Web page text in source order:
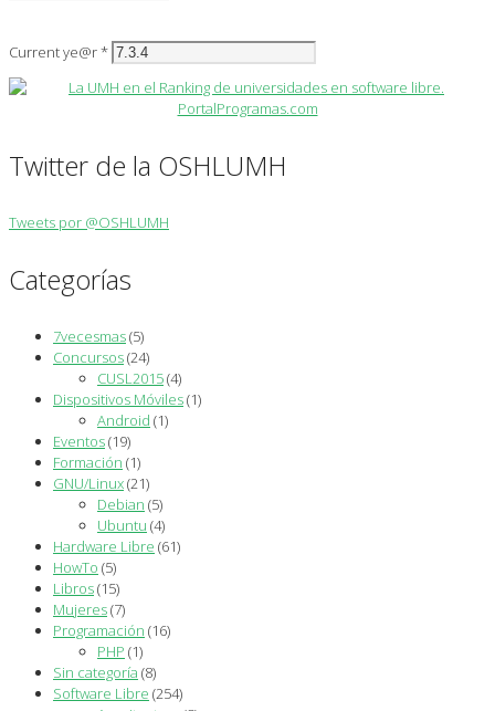
Current ye@r*
Twitter de la OSHLUMH
Tweets por @OSHLUMH
Categorías
7vecesmas(5)
Concursos(24)
CUSL2015(4)
Dispositivos Móviles(1)
Android (1)
Eventos(19)
Formación (1)
GNU/Linux(21)
Debian (5)
Ubuntu (4)
Hardware Libre (61)
HowTo (5)
Libros(15)
Mujeres(7)
Programación (16)
PHP (1)
Sin categoría (8)
Software Libre (254)